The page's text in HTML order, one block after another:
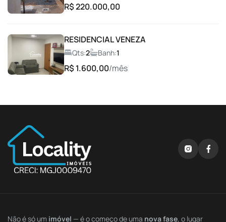
Espaço gourmet
Espaço Gourmet com Churrasqueira
Espaço Lava e Seca
Espaço Pet
R$ 220.000,00
RESIDENCIAL VENEZA
Qts:2 Banh:1
R$ 1.600,00/mês
Não é só um imóvel — é o começo de uma nova fase, o lugar